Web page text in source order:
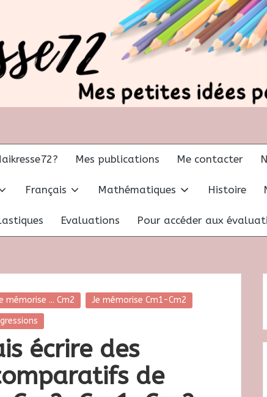
Mes publications Me contacter
Français Mathématiques Histoire
Evaluations Pour accéder aux
mémorise ... Cm2
Je mémorise Cm1-Cm2
écrire des
de